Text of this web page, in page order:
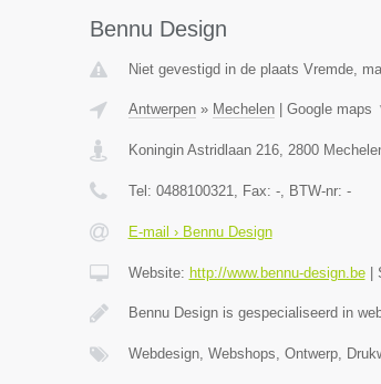
Bennu Design
Niet gevestigd in de plaats Vremde,
Antwerpen» Mechelen| Google maps
Koningin Astridlaan 216, 2800
Tel: 0488100321, Fax: -, BTW-nr: -
E-mail › Bennu Design
Website: http://www.bennu-design.be|
Bennu Design is gespecialiseerd in
Webdesign, Webshops, Ontwerp,